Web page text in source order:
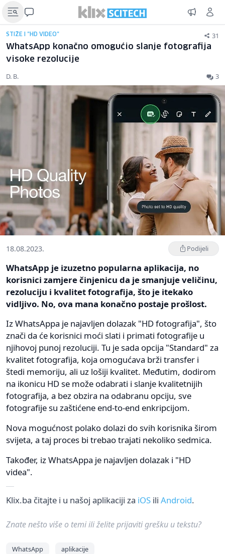
STIŽE I "HD VIDEO" 31
WhatsApp konačno omogućio slanje fotografija
visoke rezolucije
D. B. 3
18.08.2023. Podijeli
WhatsApp je izuzetno popularna aplikacija, no
korisnici zamjere činjenicu da je smanjuje veličinu,
rezoluciju i kvalitet fotografija, što je itekako
vidljivo. No, ova mana konačno postaje prošlost.
Iz WhatsAppa je najavljen dolazak "HD fotografija", što
znači da će korisnici moći slati i primati fotografije u
njihovoj punoj rezoluciji. Tu je sada opcija "Standard" za
kvalitet fotografija, koja omogućava brži transfer i
štedi memoriju, ali uz lošiji kvalitet. Međutim, dodirom
na ikonicu HD se može odabrati i slanje kvalitetnijih
fotografija, a bez obzira na odabranu opciju, sve
fotografije su zaštićene end-to-end enkripcijom.
Nova mogućnost polako dolazi do svih korisnika širom
svijeta, a taj proces bi trebao trajati nekoliko sedmica.
Također, iz WhatsAppa je najavljen dolazak i "HD
videa".
Klix.ba čitajte i u našoj aplikaciji za iOS ili Android.
Znate nešto više o temi ili želite prijaviti grešku u tekstu?
WhatsApp aplikacije